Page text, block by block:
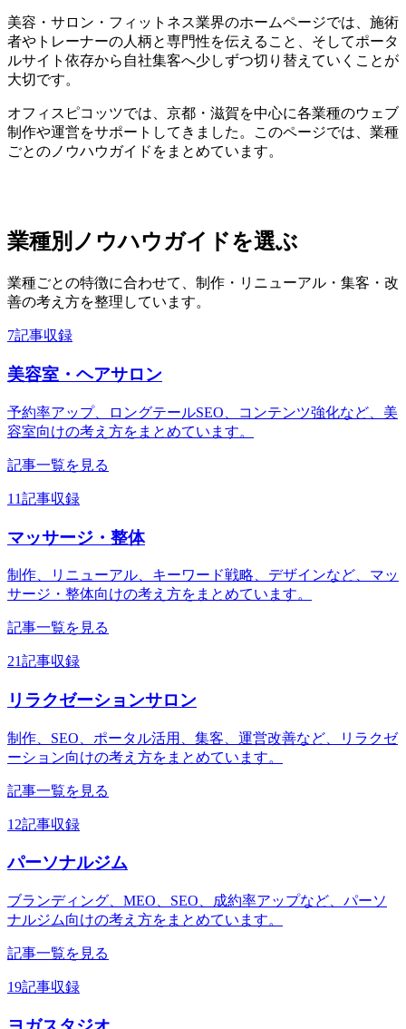
美容・サロン・フィットネス業界のホームページでは、施術
者やトレーナーの人柄と専門性を伝えること、そしてポータ
ルサイト依存から自社集客へ少しずつ切り替えていくことが
大切です。
オフィスピコッツでは、京都・滋賀を中心に各業種のウェブ
制作や運営をサポートしてきました。このページでは、業種
ごとのノウハウガイドをまとめています。
業種別ノウハウガイドを選ぶ
業種ごとの特徴に合わせて、制作・リニューアル・集客・改
善の考え方を整理しています。
7記事収録
美容室・ヘアサロン
予約率アップ、ロングテールSEO、コンテンツ強化など、美
容室向けの考え方をまとめています。
記事一覧を見る
11記事収録
マッサージ・整体
制作、リニューアル、キーワード戦略、デザインなど、マッ
サージ・整体向けの考え方をまとめています。
記事一覧を見る
21記事収録
リラクゼーションサロン
制作、SEO、ポータル活用、集客、運営改善など、リラクゼ
ーション向けの考え方をまとめています。
記事一覧を見る
12記事収録
パーソナルジム
ブランディング、MEO、SEO、成約率アップなど、パーソ
ナルジム向けの考え方をまとめています。
記事一覧を見る
19記事収録